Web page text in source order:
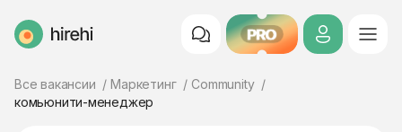
HireHi PRO
Все вакансии Маркетинг
Community
комьюнити-менеджер